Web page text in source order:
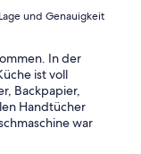
und Genauigkeit
In der
ist voll
Backpapier,
Handtücher
war
und komfortabel